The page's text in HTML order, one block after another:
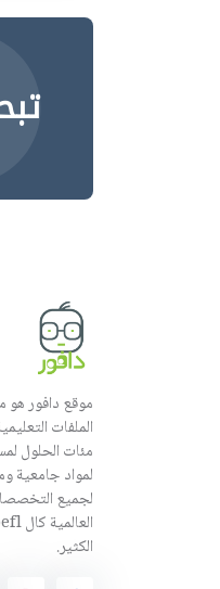
موقع دافور هو
الملفات
مئات الحلول
لمواد جامعية
لجميع
الكثير.